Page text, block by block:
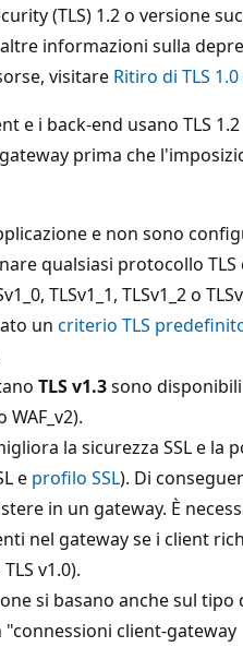
(TLS) 1.2 o versione
informazioni sulla
visitare Ritiro di TLS 1.0
e i back-end usano TLS
prima che
e non sono
qualsiasi protocollo TLS
TLSv1_1, TLSv1_2 o
un criterio TLS
TLS v1.3sono
la sicurezza SSL e la
e profilo SSL). Di
in un gateway. È
nel gateway se i client
v1.0).
si basano anche sul tipo
client-gateway